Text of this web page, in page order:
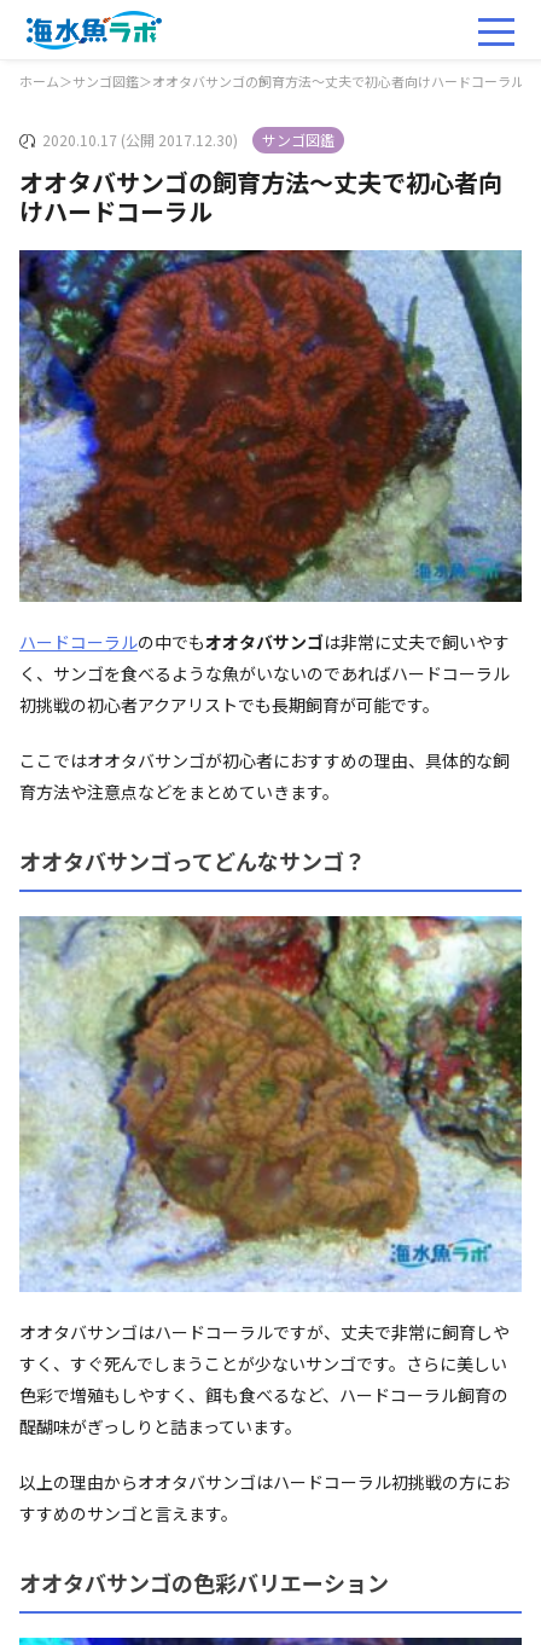
ホーム＞サンゴ図鑑＞オオタバサンゴの飼育方法～丈夫で初心者向けハードコーラル
2020.10.17 (公開 2017.12.30) サンゴ図鑑
オオタバサンゴの飼育方法～丈夫で初心者向
けハードコーラル
ハードコーラルの中でもオオタバサンゴは非常に丈夫で飼いやす
く、サンゴを食べるような魚がいないのであればハードコーラル
初挑戦の初心者アクアリストでも長期飼育が可能です。
ここではオオタバサンゴが初心者におすすめの理由、具体的な飼
育方法や注意点などをまとめていきます。
オオタバサンゴってどんなサンゴ？
オオタバサンゴはハードコーラルですが、丈夫で非常に飼育しや
すく、すぐ死んでしまうことが少ないサンゴです。さらに美しい
色彩で増殖もしやすく、餌も食べるなど、ハードコーラル飼育の
醍醐味がぎっしりと詰まっています。
以上の理由からオオタバサンゴはハードコーラル初挑戦の方にお
すすめのサンゴと言えます。
オオタバサンゴの色彩バリエーション